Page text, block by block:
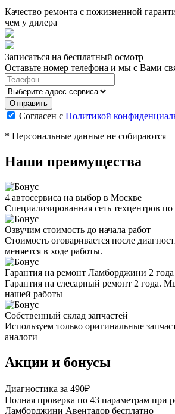
Качество ремонта с пожизненной
чем у дилера
Записаться на бесплатный осмотр
Оставьте номер телефона и мы с Вами
Согласен с Политикой
* Персональные данные не собираются
Наши преимущества
4 автосервиса на выбор в Москве
Специализированная сеть техцентров
Озвучим стоимость до начала работ
Стоимость оговаривается после
меняется в ходе работы.
Гарантия на ремонт Ламборджини 2 года
Гарантия на слесарный ремонт 2 года.
нашей работы
Собственный склад запчастей
Используем только оригинальные
аналоги
Акции и бонусы
Диагностика за 490₽
Полная проверка по 43 параметрам при
Ламборджини Авентадор бесплатно